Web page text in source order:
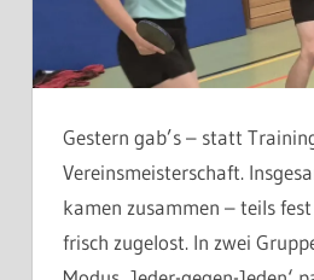
Gestern gab’s – statt
Vereinsmeisterschaft.
kamen zusammen – teils
frisch zugelost. In zwei